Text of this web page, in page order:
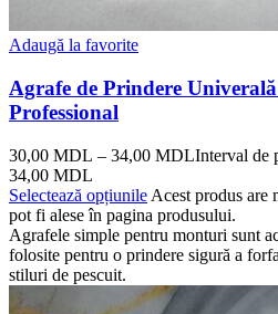
Adaugă la favorite
Agrafe de Prindere
Professional
30,00 MDL – 34,00 MDLInterval de
34,00 MDL
Selectează opțiunile Acest produs are
pot fi alese în pagina produsului.
Agrafele simple pentru monturi sunt
folosite pentru o prindere sigură a
stiluri de pescuit.